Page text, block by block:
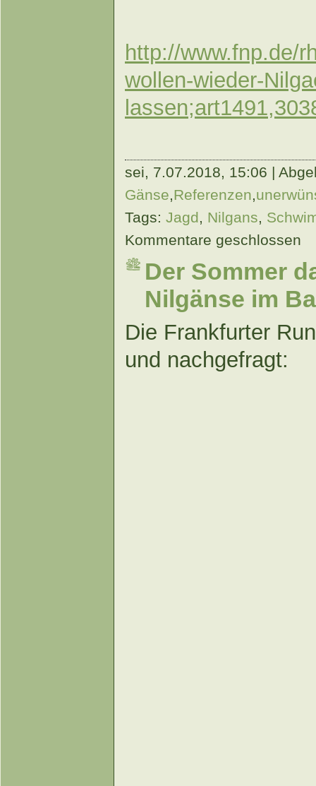
http://www.fnp.de/
wollen-wieder-
sei, 7.07.2018, 15:06 |
Gänse,Referenzen,
Tags: Jagd, Nilgans,
Kommentare geschlossen
Der Sommer
Nilgänse im
Die Frankfurter
und nachgefragt: